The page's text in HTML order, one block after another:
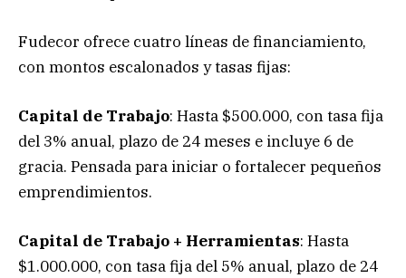
Fudecor ofrece cuatro líneas de financiamiento,
con montos escalonados y tasas fijas:
Capital de Trabajo: Hasta $500.000, con tasa fija
del 3% anual, plazo de 24 meses e incluye 6 de
gracia. Pensada para iniciar o fortalecer pequeños
emprendimientos.
Capital de Trabajo + Herramientas: Hasta
$1.000.000, con tasa fija del 5% anual, plazo de 24